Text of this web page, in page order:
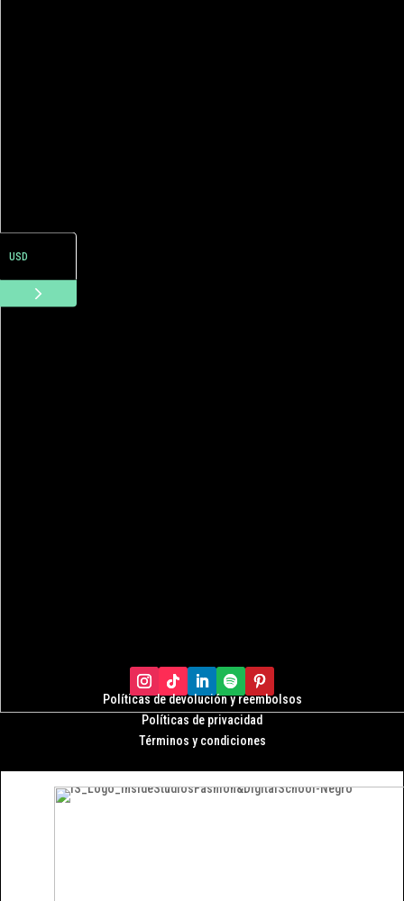
Políticas de devolución y reembolsos
Políticas de privacidad
Términos y condiciones
USD